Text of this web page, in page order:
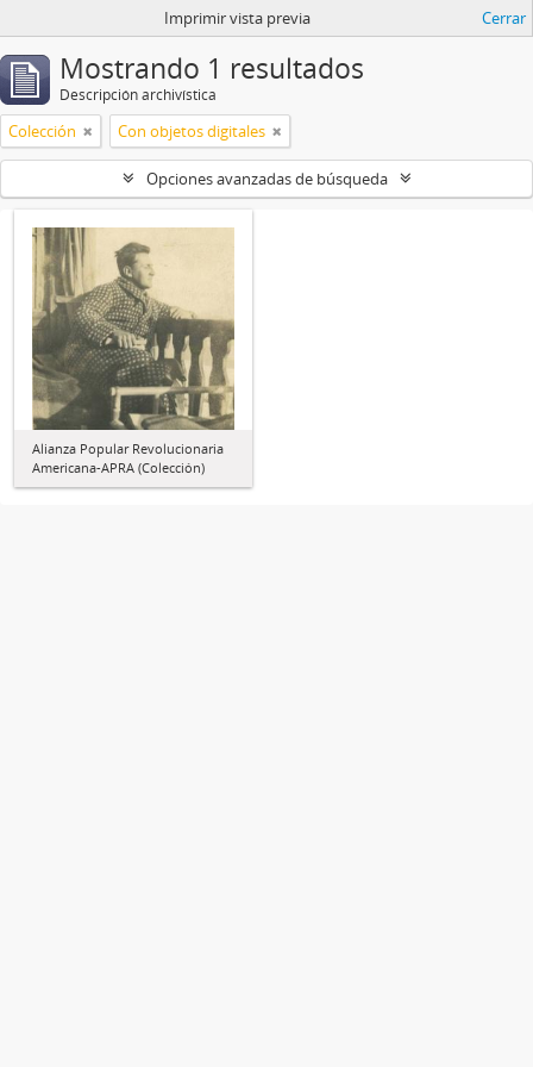
Imprimir vista previa Cerrar
Mostrando 1 resultados
Descripción archivística
Colección Con objetos digitales
Opciones avanzadas de búsqueda
Alianza Popular Revolucionaria
Americana-APRA (Colección)